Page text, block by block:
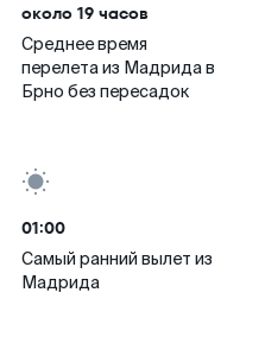
около 19 часов
Среднее время
перелета из Мадрида в
Брно без пересадок
01:00
Самый ранний вылет из
Мадрида